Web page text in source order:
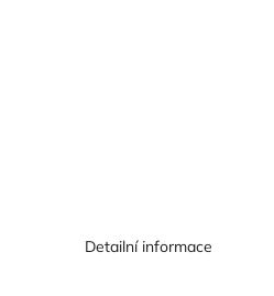
Detailní informace